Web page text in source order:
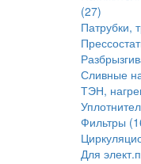
(27)
Патрубки,
Сливные
ТЭН,
Фильтры
Для